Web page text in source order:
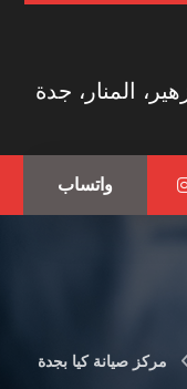
المنار، جدة
واتساب
مركز صيانة كيا بجدة